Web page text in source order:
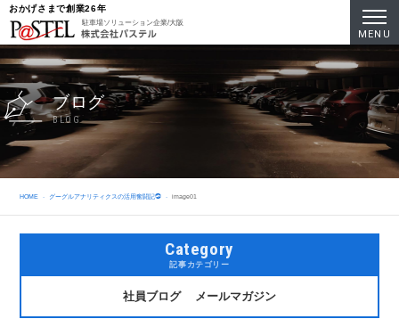
おかげさまで創業26年
駐車場ソリューション企業/大阪
ブログ
BLOG
HOME グーグルアナリティクスの活用奮闘記㉓ image01
Category
記事カテゴリー
社員ブログ メールマガジン
MENU